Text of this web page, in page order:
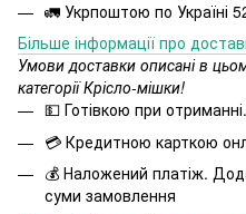
🚛 Укрпоштою по Україні
Більше інформації про
Умови доставки описані в
категорії Крісло-мішки!
💵 Готівкою при отриманні.
💳 Кредитною карткою
💰 Наложений платіж.
суми замовлення